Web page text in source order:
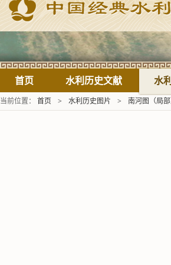
首页 水利历史文献 水
当前位置： 首页 > 水利历史图片 > 南河图（局部